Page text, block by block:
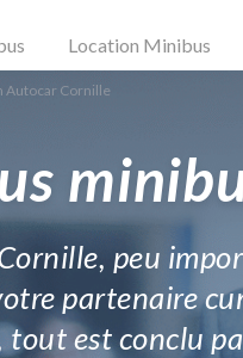
Location Minibus
Autocar Cornille
peu
partenaire
est conclu